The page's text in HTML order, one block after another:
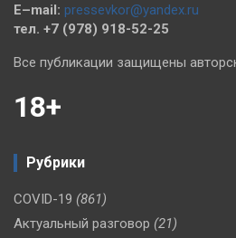
E–mail: pressevkor@yandex.ru
тел. +7 (978) 918-52-25
Все публикации защищены
18+
Рубрики
COVID-19 (861)
Актуальный разговор (21)